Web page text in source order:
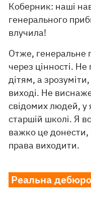
Коберник: наші
генерального
влучила!
Отже, генеральне
через цінності.
дітям, а
виході. Не
свідомих людей, у
старшій школі. Я
важко це донести,
права виходити.
Реальна